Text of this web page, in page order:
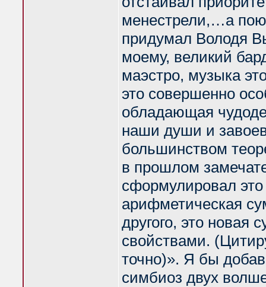
менестрели,…а
придумал Володя
моему, великий
маэстро, музыка
это совершенно
обладающая
наши души и
большинством
в прошлом
сформулировал это
арифметическая
другого, это
свойствами.
точно)». Я бы
симбиоз двух